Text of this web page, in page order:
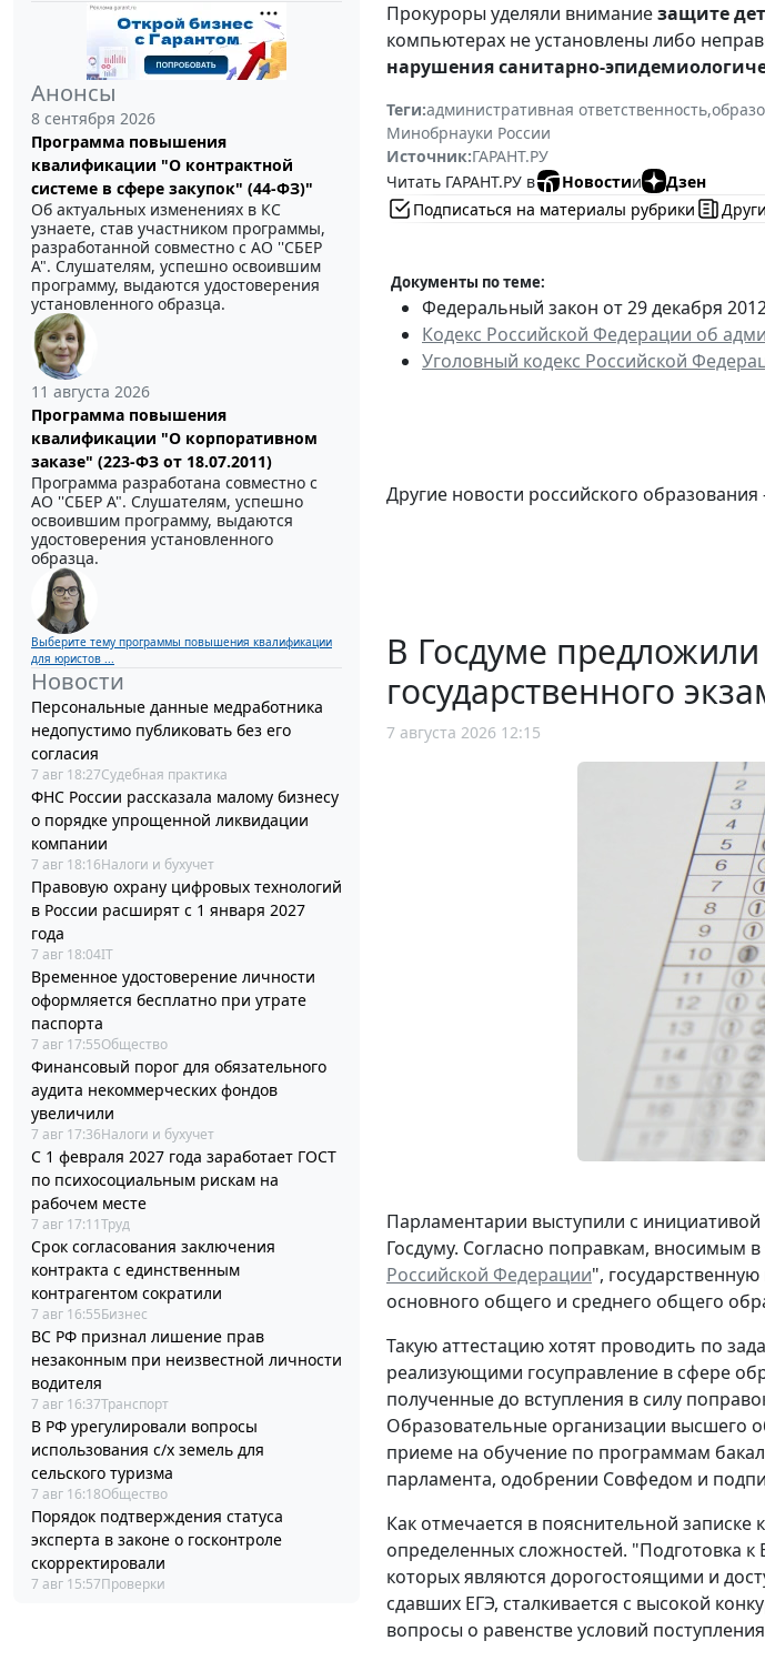
Анонсы
8 сентября 2026
Программа повышения
квалификации "О контрактной
системе в сфере закупок" (44-ФЗ)"
Об актуальных изменениях в КС
узнаете, став участником программы,
разработанной совместно с АО ''СБЕР
А". Слушателям, успешно освоившим
программу, выдаются удостоверения
установленного образца.
11 августа 2026
Программа повышения
квалификации "О корпоративном
заказе" (223-ФЗ от 18.07.2011)
Программа разработана совместно с
АО ''СБЕР А". Слушателям, успешно
освоившим программу, выдаются
удостоверения установленного
образца.
Выберите тему программы повышения квалификации
для юристов ...
Новости
Персональные данные медработника
недопустимо публиковать без его
согласия
7 авг 18:27Судебная практика
ФНС России рассказала малому бизнесу
о порядке упрощенной ликвидации
компании
7 авг 18:16Налоги и бухучет
Правовую охрану цифровых технологий
в России расширят с 1 января 2027
года
7 авг 18:04IT
Временное удостоверение личности
оформляется бесплатно при утрате
паспорта
7 авг 17:55Общество
Финансовый порог для обязательного
аудита некоммерческих фондов
увеличили
7 авг 17:36Налоги и бухучет
С 1 февраля 2027 года заработает ГОСТ
по психосоциальным рискам на
рабочем месте
7 авг 17:11Труд
Срок согласования заключения
контракта с единственным
контрагентом сократили
7 авг 16:55Бизнес
ВС РФ признал лишение прав
незаконным при неизвестной личности
водителя
7 авг 16:37Транспорт
В РФ урегулировали вопросы
использования с/х земель для
сельского туризма
7 авг 16:18Общество
Порядок подтверждения статуса
эксперта в законе о госконтроле
скорректировали
7 авг 15:57Проверки
Прокуроры уделяли вниманиезащите
компьютерах не установлены либо
нарушения санитарно-
Теги:административная ответственность,
Минобрнауки России
Источник:ГАРАНТ.РУ
Читать ГАРАНТ.РУ в
Новостии
Дзен
Подписаться на материалы рубрики
Документы по теме:
Федеральный закон от 29 декабря
Кодекс Российской Федерации об
Уголовный кодекс Российской
Другие новости российского образования
В Госдуме
государственного
7 августа 2026 12:15
Парламентарии выступили с
Госдуму. Согласно поправкам, вносимым
Российской Федерации",
основного общего и среднего общего
Такую аттестацию хотят проводить по
реализующими госуправление в сфере
полученные до вступления в силу
Образовательные организации высшего
приеме на обучение по программам
парламента, одобрении Совфедом и
Как отмечается в пояснительной
определенных сложностей. "Подготовка к
которых являются дорогостоящими и
сдавших ЕГЭ, сталкивается с высокой
вопросы о равенстве условий